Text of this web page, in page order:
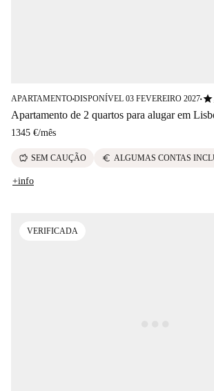
APARTAMENTO■DISPONÍVEL 03 FEVEREIRO 2027■star
Apartamento de 2 quartos para alugar em
1345 €/mês
savings SEM CAUÇÃO euro ALGUMAS CONTAS
+info
VERIFICADA